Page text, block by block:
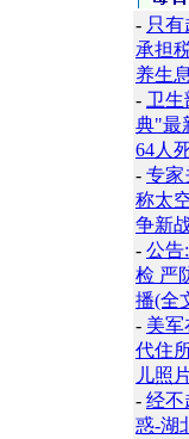
- 只
承担
养生息
- 卫
典"最
64人
- 专家
称太
争新
- 公告
检 严
播(全
- 美军
代住
儿照
- 经不
惑-湖